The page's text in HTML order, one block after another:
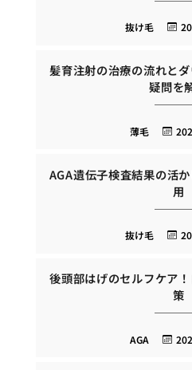
抜け毛
髪育注射の治療の流れと
疑問を
薄毛
AGA遺伝子検査結果の活
用
抜け毛
後頭部はげのセルフケア
策
AGA